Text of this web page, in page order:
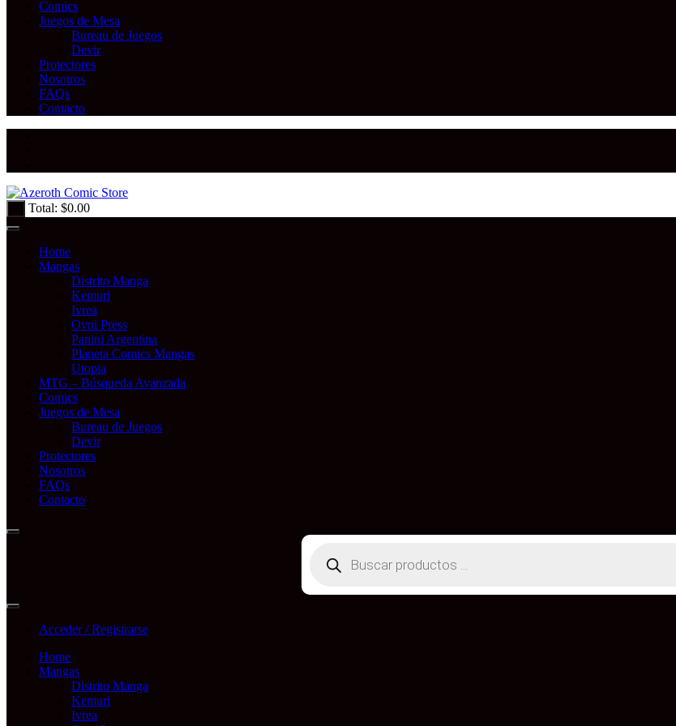
Comics
Juegos de Mesa
Bureau de Juegos
Devir
Protectores
Nosotros
FAQs
Contacto
Total: $0.00
Home
Mangas
Distrito Manga
Kemuri
Ivrea
Ovni Press
Panini Argentina
Planeta Comics Mangas
Utopia
MTG – Búsqueda Avanzada
Comics
Juegos de Mesa
Bureau de Juegos
Devir
Protectores
Nosotros
FAQs
Contacto
productos
Acceder / Registrarse
Home
Mangas
Distrito Manga
Kemuri
Ivrea